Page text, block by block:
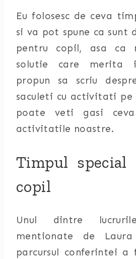
Eu folosesc de ceva
si va pot spune ca sunt
pentru copil, asa
solutie care merita
propun sa scriu
saculeti cu activitati pe
poate veti gasi
activitatile noastre.
Timpul special
copil
Unul dintre
mentionate de
parcursul conferintei a